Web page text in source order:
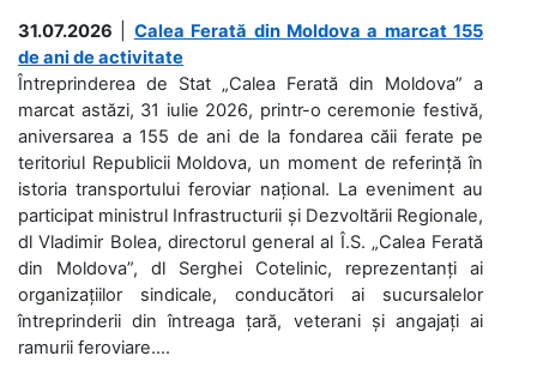
31.07.2026
Calea Ferată din Moldova a marcat 155
de ani de activitate
Întreprinderea de Stat „Calea Ferată din Moldova” a
marcat astăzi, 31 iulie 2026, printr-o ceremonie festivă,
aniversarea a 155 de ani de la fondarea căii ferate pe
teritoriul Republicii Moldova, un moment de referință în
istoria transportului feroviar național. La eveniment au
participat ministrul Infrastructurii și Dezvoltării Regionale,
dl Vladimir Bolea, directorul general al Î.S. „Calea Ferată
din Moldova”, dl Serghei Cotelinic, reprezentanți ai
organizațiilor sindicale, conducători ai sucursalelor
întreprinderii din întreaga țară, veterani și angajați ai
ramurii feroviare....